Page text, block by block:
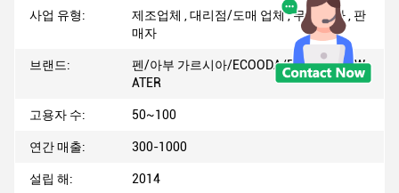
사업 유형:
제조업체 , 대리점/도매 업체 , 무역 회사 , 판
매자
브랜드:
펜/아부 가르시아/ECOODA/ECOFT/FUNW
ATER
고용자 수: 50~100
연간 매출: 300-1000
설립 해: 2014